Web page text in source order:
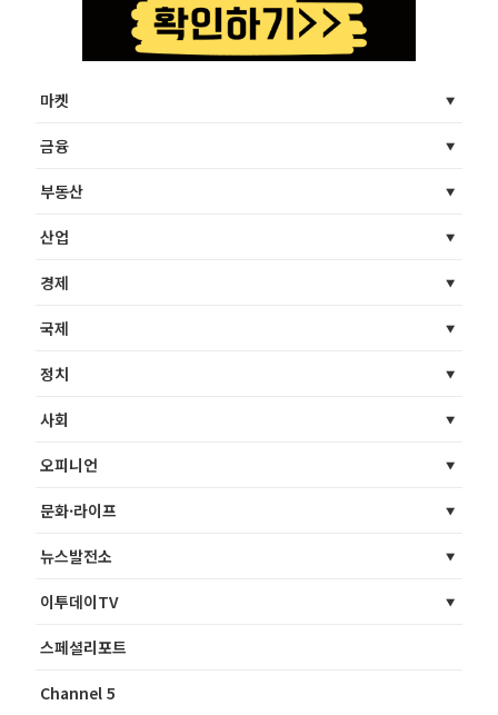
마켓
금융
부동산
산업
경제
국제
정치
사회
오피니언
문화·라이프
뉴스발전소
이투데이TV
스페셜리포트
Channel 5